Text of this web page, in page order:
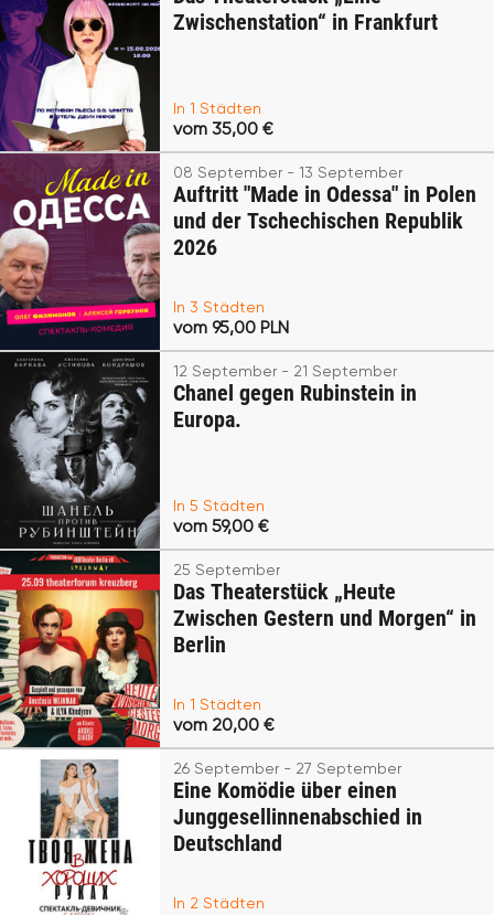
Zwischenstation“ in Frankfurt
In 1 Städten
vom 35,00 €
08 September - 13 September
Auftritt "Made in Odessa" in Polen
und der Tschechischen Republik
2026
In 3 Städten
vom 95,00 PLN
12 September - 21 September
Chanel gegen Rubinstein in
Europa.
In 5 Städten
vom 59,00 €
25 September
Das Theaterstück „Heute
Zwischen Gestern und Morgen“ in
Berlin
In 1 Städten
vom 20,00 €
26 September - 27 September
Eine Komödie über einen
Junggesellinnenabschied in
Deutschland
In 2 Städten